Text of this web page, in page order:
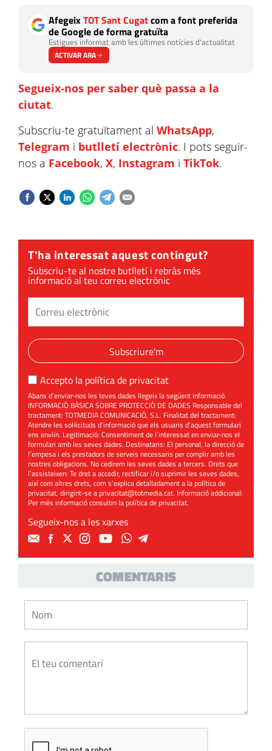
AfegeixTOT Sant Cugatcom a font preferida
de Google de forma gratuïta
Estigues informat amb les últimes notícies d'actualitat
ACTIVAR ARA
Segueix-nos per saber què passa a la
ciutat.
Subscriu-te gratuïtament al WhatsApp,
Telegram i butlletí electrònic. I pots seguir-
nos a Facebook, X, Instagram i TikTok.
T'ha interessat aquest contingut?
Subscriu-te al nostre butlletí i rebràs més
informació al teu correu electrònic
Subscriure'm
Accepto la política de privacitat
Abans d’enviar-nos les teves dades llegeix la següent informació
INFORMACIÓ BÀSICA SOBRE PROTECCIÓ DE DADES Responsable del
tractament: TOTMEDIA COMUNICACIÓ, S.L. Finalitat del tractament:
Atendre les sol·licituds d’informació que els usuaris d’aquest formulari
ens enviïn. Legitimació: Consentiment de l’interessat en enviar-nos el
formulari amb les seves dades. Destinataris: El personal, la direcció de
l’empesa i els prestadors de serveis necessaris per complir amb les
nostres obligacions. No cedirem les seves dades a tercers. Drets que
l’assisteixen: Te dret a accedir, rectificar i/o suprimir les seves dades,
així com altres drets, com s’explica detalladament a la política de
privacitat, dirigint-se aprivacitat@totmedia.cat. Informació addicional:
Per més informació consultin lapolítica de privacitat.
Segueix-nos a les xarxes
COMENTARIS